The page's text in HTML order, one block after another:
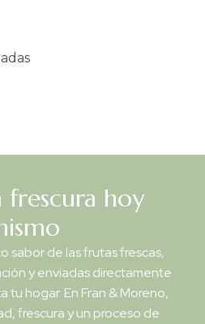
frescura hoy
sabor de las frutas frescas,
y enviadas directamente
tu hogar. En Fran & Moreno,
frescura y un proceso de